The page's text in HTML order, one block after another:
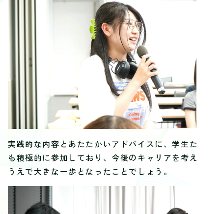
実践的な内容とあたたかいアドバイスに、学生たち
も積極的に参加しており、今後のキャリアを考える
うえで大きな一歩となったことでしょう。